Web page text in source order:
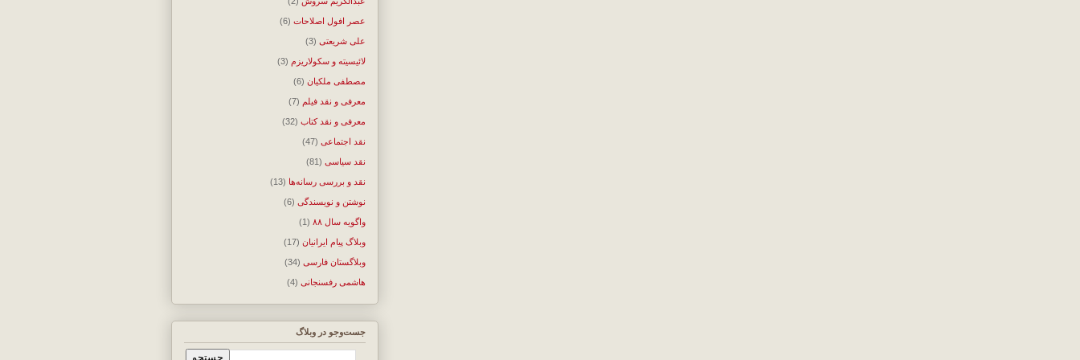
عصر افول اصلاحات (6)
علی شریعتی (3)
لائیسیته و سکولاریزم (3)
مصطفی ملکیان (6)
معرفی و نقد فیلم (7)
معرفی و نقد کتاب (32)
نقد اجتماعی (47)
نقد سیاسی (81)
نقد و بررسی رسانه‌ها (13)
نوشتن و نویسندگی (6)
واگویه سال ۸۸ (1)
وبلاگ پیام ایرانیان (17)
وبلاگستان فارسی (34)
هاشمی رفسنجانی (4)
جست‌وجو در وبلاگ